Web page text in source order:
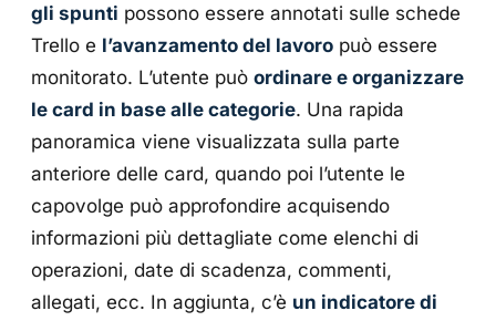
gli spunti possono essere annotati sulle schede
Trello e l’avanzamento del lavoro può essere
monitorato. L’utente può ordinare e organizzare
le card in base alle categorie. Una rapida
panoramica viene visualizzata sulla parte
anteriore delle card, quando poi l’utente le
capovolge può approfondire acquisendo
informazioni più dettagliate come elenchi di
operazioni, date di scadenza, commenti,
allegati, ecc. In aggiunta, c’è un indicatore di